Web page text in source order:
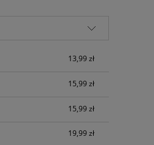
13,99 zł
15,99 zł
15,99 zł
19,99 zł